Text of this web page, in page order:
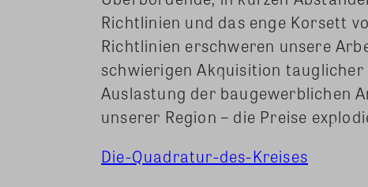
Richtlinien und das enge Korsett
Richtlinien erschweren unsere
schwierigen Akquisition
Auslastung der baugewerblichen
unserer Region – die Preise
Die-Quadratur-des-Kreises